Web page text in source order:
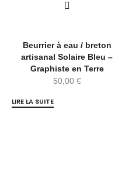
Beurrier à eau / breton
artisanal Solaire Bleu –
Graphiste en Terre
50,00 €
LIRE LA SUITE